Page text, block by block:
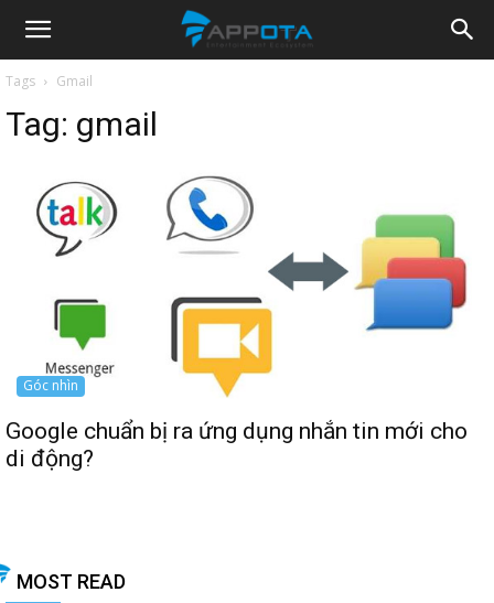
Appota
News
Tags Gmail
Tag: gmail
Góc nhìn
Google chuẩn bị ra ứng dụng nhắn tin mới cho
di động?
MOST READ